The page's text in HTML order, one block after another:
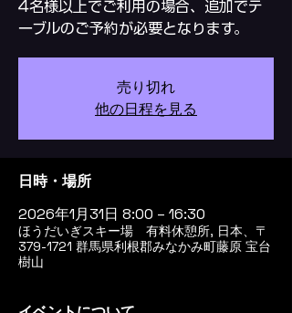
4名様以上でご利用の場合、追加でテ
ーブルのご予約が必要となります。
売り切れ
他の日程を見る
日時・場所
2026年1月31日 8:00 – 16:30
ほうだいぎスキー場 有料休憩所, 日本、〒
379-1721 群馬県利根郡みなかみ町藤原 宝台
樹山